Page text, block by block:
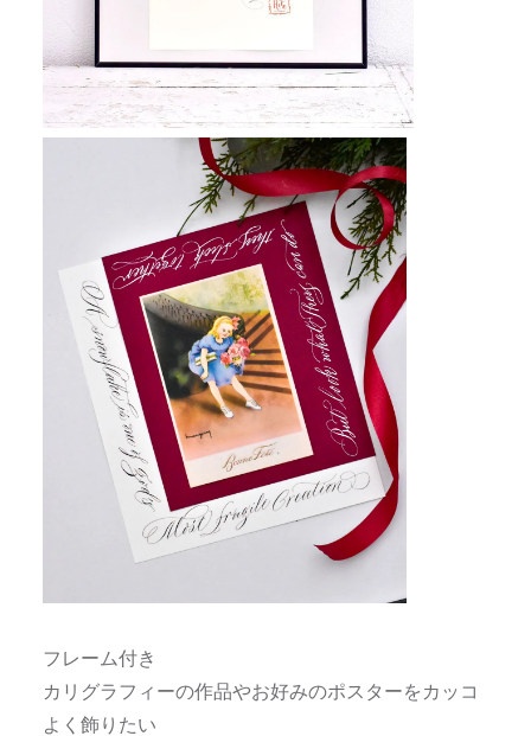
フレーム付き
カリグラフィーの作品やお好みのポスターをカッコ
よく飾りたい